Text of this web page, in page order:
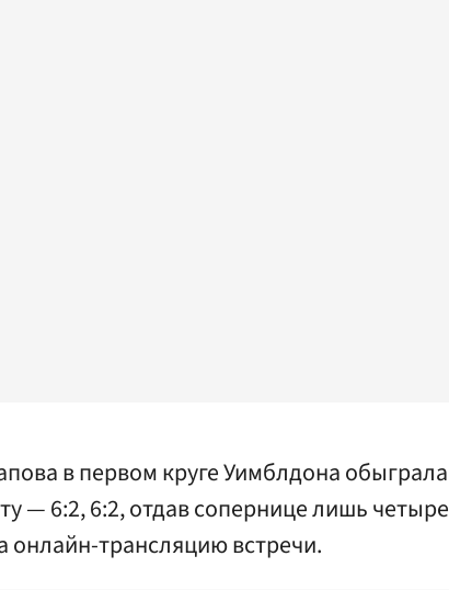
в первом круге Уимблдона обыграла
— 6:2, 6:2, отдав сопернице лишь четыре
онлайн-трансляцию встречи.